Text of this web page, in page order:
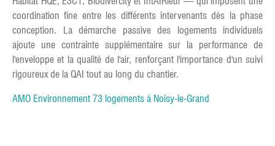
coordination fine entre les différents intervenants dès la phase
conception. La démarche passive des logements individuels
ajoute une contrainte supplémentaire sur la performance de
l'enveloppe et la qualité de l'air, renforçant l'importance d'un suivi
rigoureux de la QAI tout au long du chantier.
AMO Environnement 73 logements à Noisy-le-Grand